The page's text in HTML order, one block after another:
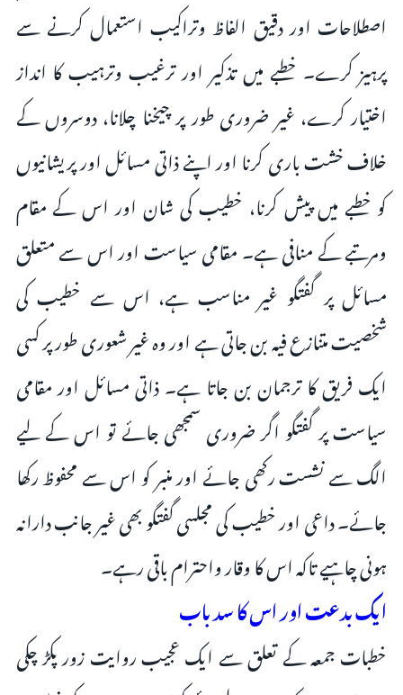
اصطلاحات اور دقیق الفاظ وتراکیب استعمال کرنے سے
پرہیز کرے۔ خطبے میں تذکیر اور ترغیب وترہیب کا انداز
اختیار کرے، غیر ضروری طور پر چیخنا چلانا، دوسروں کے
خلاف خشت باری کرنا اور اپنے ذاتی مسائل اور پریشانیوں
کو خطبے میں پیش کرنا، خطیب کی شان اور اس کے مقام
ومرتبے کے منافی ہے۔ مقامی سیاست اور اس سے متعلق
مسائل پر گفتگو غیر مناسب ہے، اس سے خطیب کی
شخصیت متنازع فیہ بن جاتی ہے اور وہ غیر شعوری طور پر کسی
ایک فریق کا ترجمان بن جاتا ہے۔ ذاتی مسائل اور مقامی
سیاست پر گفتگو اگر ضروری سمجھی جائے تو اس کے لیے
الگ سے نشست رکھی جائے اور منبر کو اس سے محفوظ رکھا
جائے۔ داعی اور خطیب کی مجلسی گفتگو بھی غیر جانب دارانہ
ہونی چاہیے تاکہ اس کا وقار واحترام باقی رہے۔
ایک بدعت اور اس کا سد باب
خطبات جمعہ کے تعلق سے ایک عجیب روایت زور پکڑ چکی